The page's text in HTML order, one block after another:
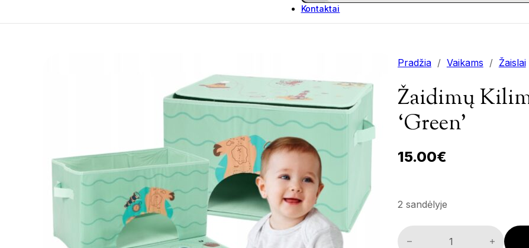
Kontaktai
Pradžia / Vaikams / Žaislai
Žaidimų
‘Green’
15.00€
2 sandėlyje
Žaidimų kilimėlis su